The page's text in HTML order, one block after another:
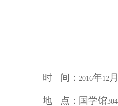
时 间： 2016年12 月
地 点：国学馆304